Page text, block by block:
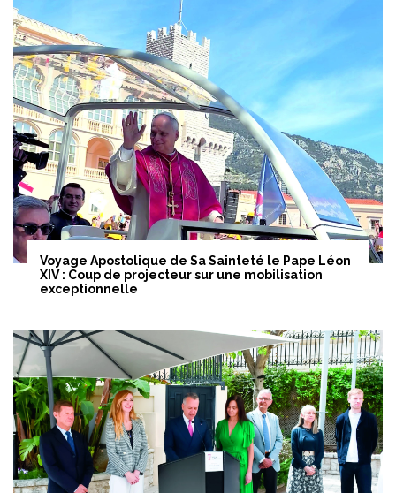
Voyage Apostolique de Sa Sainteté le Pape Léon
XIV : Coup de projecteur sur une mobilisation
exceptionnelle